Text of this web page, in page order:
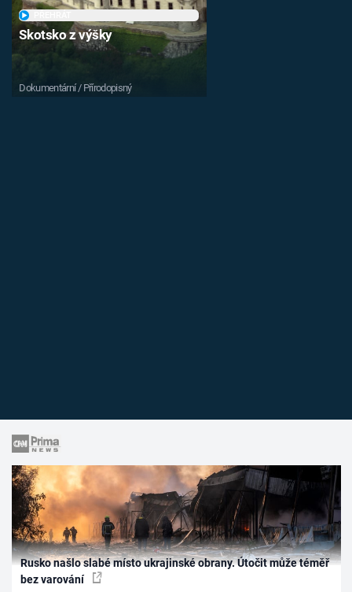
Skotsko z výšky
Dokumentární / Přírodopisný
Rusko našlo slabé místo ukrajinské obrany. Útočit může téměř
bez varování